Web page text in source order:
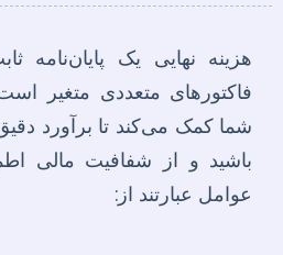
هزینه نهایی یک پایان‌نامه
فاکتورهای متعددی متغیر
شما کمک می‌کند تا برآورد
باشید و از شفافیت مالی
عوامل عبارتند از: